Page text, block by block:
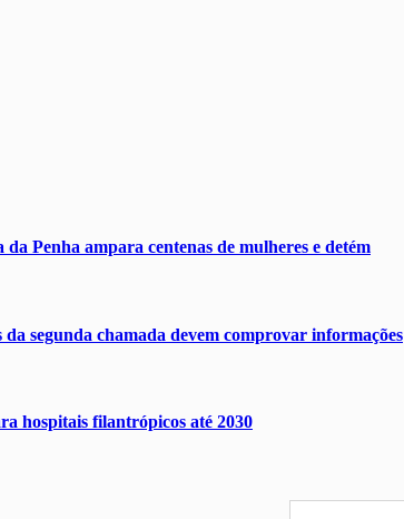
Penha ampara centenas de mulheres e detém
segunda chamada devem comprovar informações
hospitais filantrópicos até 2030